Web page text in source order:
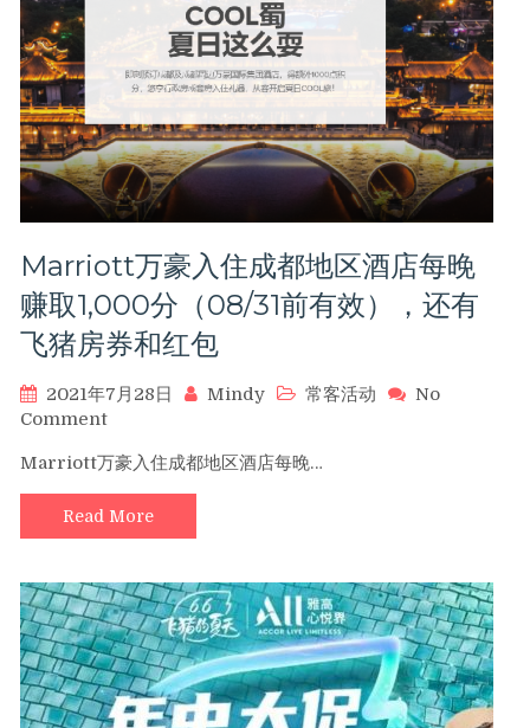
货
推
荐
part
Marriott万豪入住成都地区酒店每晚
赚取1,000分（08/31前有效），还有
飞猪房券和红包
2021年7月28日 Mindy 常客活动
No
Commenton
万
豪
入
住
都
地
区
酒
店
每
Marriott万豪入住成都地区酒店每晚…
Read More